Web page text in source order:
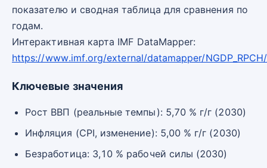
показателю и сводная таблица для сравнения по
годам.
Интерактивная карта IMF DataMapper:
https://www.imf.org/external/datamapper/
Ключевые значения
Рост ВВП (реальные темпы): 5,70 % г/г (2030)
Инфляция (CPI, изменение): 5,00 % г/г (2030)
Безработица: 3,10 % рабочей силы (2030)